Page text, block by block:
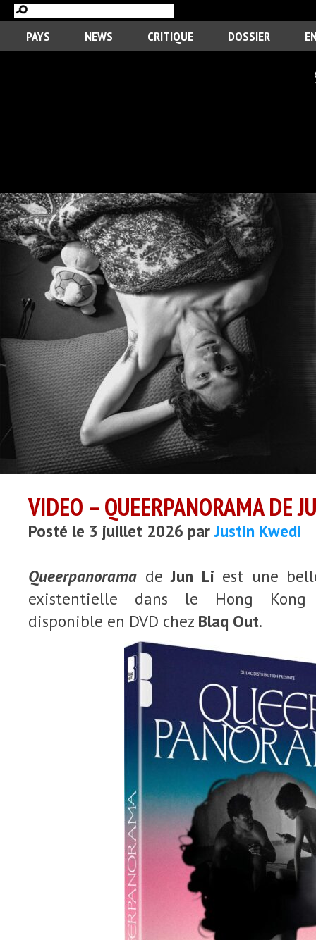
PAYS NEWS CRITIQUE DOSSIER
VIDEO – QUEERPANORAMA DE
Posté le 3 juillet 2026 parJustin Kwedi
Queerpanorama deJun Li est une
existentielle dans le Hong Kong
disponible en DVD chez Blaq Out.